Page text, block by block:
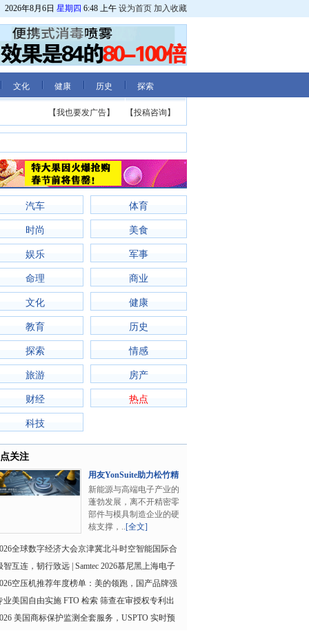
2026年8月6日 星期四 6:48 上午 设为首页 加入收藏
文化 健康 历史 探索
【投稿咨询】
【我也要发广告】
汽车 体育
时尚 美食
娱乐 军事
命理 商业
文化 健康
教育 历史
探索 情感
旅游 房产
财经 热点
科技
关注
用友YonSuite助力松竹精
密，迈向新能源..
新能源与高端电子产业的
蓬勃发展，离不开精密零
部件与模具制造企业的硬
核支撑，..[全文]
全球数字经济大会京津冀北斗时空智能国际合
展论坛成功
智互连，韧行致远 | Samtec 2026慕尼黑上海电子
核回顾
空压机推荐年度榜单：美的领跑，国产品牌强
起
业美国自由实施 FTO 检索 筛查在审授权专利出
险分析报告
美国商标保护监测全套服务，USPTO 实时预